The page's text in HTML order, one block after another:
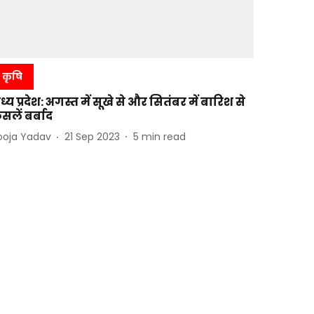
कृषि
प्रदेश: अगस्त में सूखे से और सितंबर में बारिश से
बर्बाद
Yadav 21 Sep 2023 5 min read